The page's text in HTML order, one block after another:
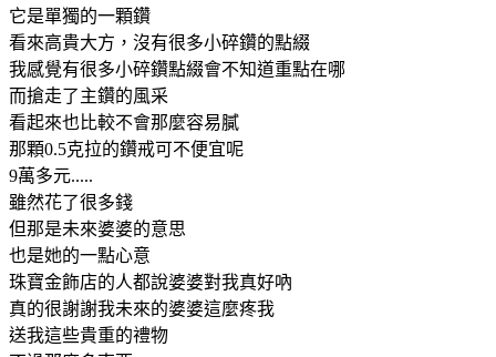
它是單獨的一顆鑽
看來高貴大方，沒有很多小碎鑽的點綴
我感覺有很多小碎鑽點綴會不知道重點在哪
而搶走了主鑽的風采
看起來也比較不會那麼容易膩
那顆0.5克拉的鑽戒可不便宜呢
9萬多元.....
雖然花了很多錢
但那是未來婆婆的意思
也是她的一點心意
珠寶金飾店的人都說婆婆對我真好吶
真的很謝謝我未來的婆婆這麼疼我
送我這些貴重的禮物